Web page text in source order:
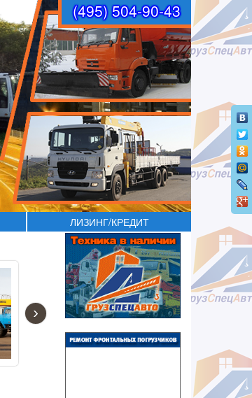
(495) 504-90-43
ЛИЗИНГ/КРЕДИТ
›